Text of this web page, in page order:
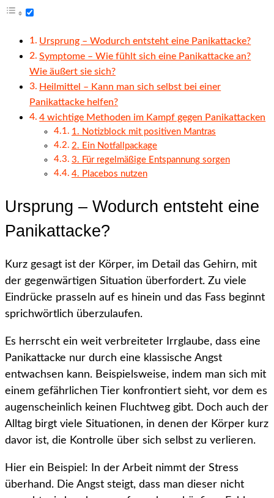
Ursprung – Wodurch entsteht eine Panikattacke?
Symptome – Wie fühlt sich eine Panikattacke an?
Wie äußert sie sich?
Heilmittel – Kann man sich selbst bei einer
Panikattacke helfen?
4 wichtige Methoden im Kampf gegen Panikattacken
1. Notizblock mit positiven Mantras
2. Ein Notfallpackage
3. Für regelmäßige Entspannung sorgen
4. Placebos nutzen
Ursprung – Wodurch entsteht eine
Panikattacke?
Kurz gesagt ist der Körper, im Detail das Gehirn, mit
der gegenwärtigen Situation überfordert. Zu viele
Eindrücke prasseln auf es hinein und das Fass beginnt
sprichwörtlich überzulaufen.
Es herrscht ein weit verbreiteter Irrglaube, dass eine
Panikattacke nur durch eine klassische Angst
entwachsen kann. Beispielsweise, indem man sich mit
einem gefährlichen Tier konfrontiert sieht, vor dem es
augenscheinlich keinen Fluchtweg gibt. Doch auch der
Alltag birgt viele Situationen, in denen der Körper kurz
davor ist, die Kontrolle über sich selbst zu verlieren.
Hier ein Beispiel: In der Arbeit nimmt der Stress
überhand. Die Angst steigt, dass man dieser nicht